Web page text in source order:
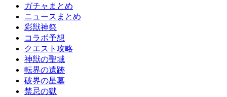
ガチャまとめ
ニュースまとめ
彩獣神祭
コラボ予想
クエスト攻略
神獣の聖域
転界の遺跡
破界の星墓
禁忌の獄